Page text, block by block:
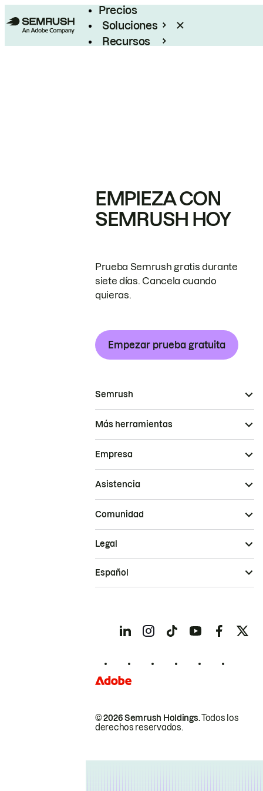
Precios
Soluciones
Recursos
EMPIEZA CON
SEMRUSH HOY
Prueba Semrush gratis durante
siete días. Cancela cuando
quieras.
Empezar prueba gratuita
Semrush
Más herramientas
Empresa
Asistencia
Comunidad
© 2026 Semrush Holdings.Todos los
derechos reservados.
Legal
Español